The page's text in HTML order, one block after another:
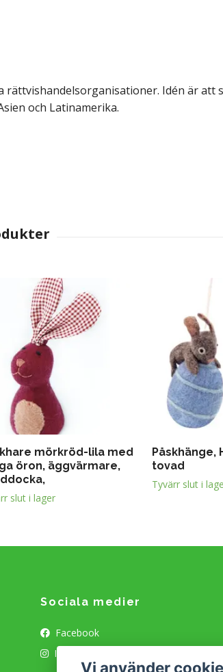
Idén är att
och Latinamerika.
mörkröd-lila med
öron, äggvärmare,
slut i lager
Påskhänge,
tovad
Tyvärr slut i
Sociala medier
Facebook
Instagram
Vi använder